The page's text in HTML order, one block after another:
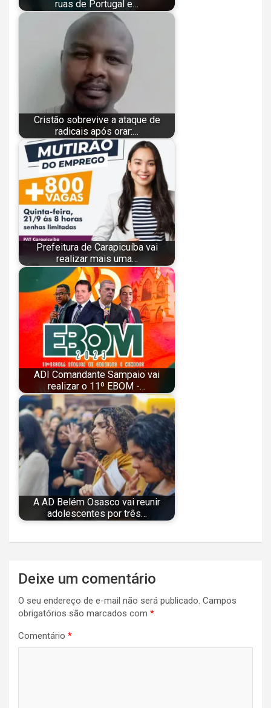
ruas de Portugal e…
Cristão sobrevive a ataque de
radicais após orar:…
Prefeitura de Carapicuíba vai
realizar mais uma…
ADI Comandante Sampaio vai
realizar o 11º EBOM -…
A AD Belém Osasco vai reunir
adolescentes por três…
Navegação
de
Post
Deixe um comentário
O seu endereço de e-mail não será publicado. Campos
obrigatórios são marcados com *
Comentário *